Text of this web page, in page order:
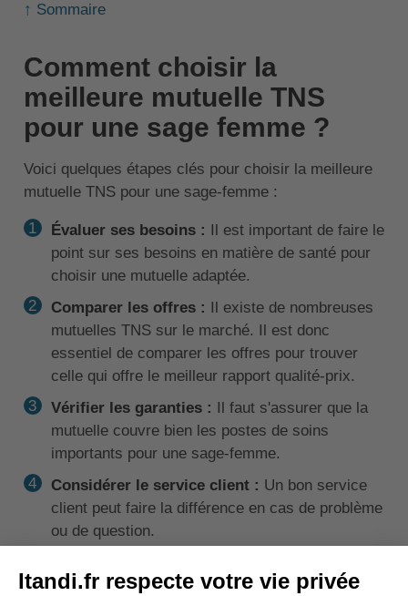
↑ Sommaire
Comment choisir la
meilleure mutuelle TNS
pour une sage femme ?
Voici quelques étapes clés pour choisir la meilleure
mutuelle TNS pour une sage-femme :
Évaluer ses besoins :
Il est important de faire le
point sur ses besoins en matière de santé pour
choisir une mutuelle adaptée.
Comparer les offres :
Il existe de nombreuses
mutuelles TNS sur le marché. Il est donc
essentiel de comparer les offres pour trouver
celle qui offre le meilleur rapport qualité-prix.
Vérifier les garanties :
Il faut s'assurer que la
mutuelle couvre bien les postes de soins
importants pour une sage-femme.
Considérer le service client : Un bon service
client peut faire la différence en cas de problème
ou de question.
↑ Sommaire